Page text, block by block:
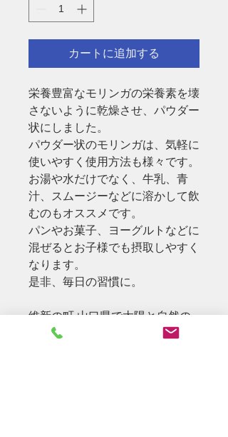
カートに追加する
栄養豊富なモリンガの栄養素を壊
さないように乾燥させ、パウダー
状にしました。
パウダー状のモリンガは、気軽に
使いやすく使用方法も様々です。
お湯や水だけでなく、牛乳、青
汁、スムージーなどに溶かして飲
むのもオススメです。
パンやお菓子、ヨーグルトなどに
混ぜるとお子様でも摂取しやすく
なります。
是非、毎日の習慣に。
維新の町 山口県で太陽と自然の
恵みをたっぷり浴びて育ったモリ